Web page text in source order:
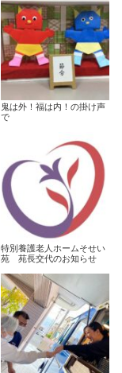
鬼は外！福は内！の掛け声
で
特別養護老人ホームそせい
苑 苑長交代のお知らせ